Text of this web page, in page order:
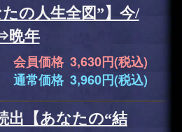
の人生全図”】今/
晩年
会員価格 3,630円(税込)
通常価格 3,960円(税込)
出【あなたの“結